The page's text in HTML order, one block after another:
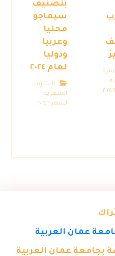
عمان العربية
بجامعة عمان العربية
بتصنيف
سيماجو
محليا
وعربيا
ودوليا
لعام ٢٠٢٤
النشرة
الشهرية
لشهر ٦ ٢٠٢٤